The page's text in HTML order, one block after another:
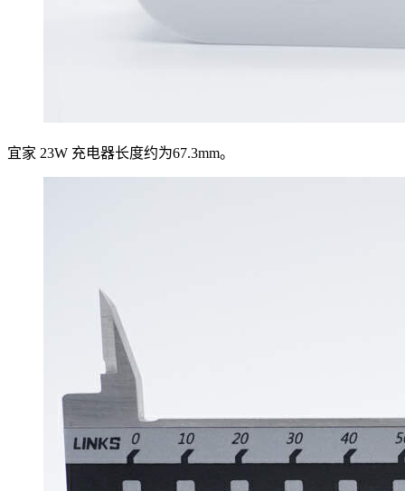
宜家 23W 充电器长度约为67.3mm。